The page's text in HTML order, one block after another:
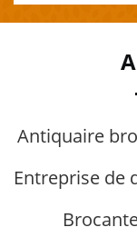
Antiquaire
Entreprise de